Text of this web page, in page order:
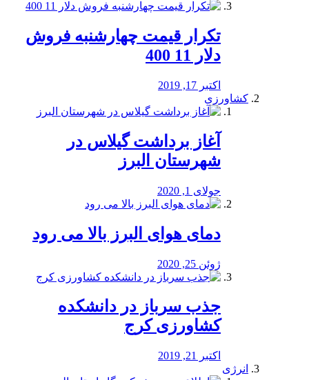
تکرار قیمت چهارشنبه فروش
دلار 11 400
اکتبر 17, 2019
کشاورزی
آغاز برداشت گیلاس در
شهرستان البرز
جولای 1, 2020
دمای هوای البرز بالا می رود
ژوئن 25, 2020
جذب سرباز در دانشکده
کشاورزی کرج
اکتبر 21, 2019
انرژی